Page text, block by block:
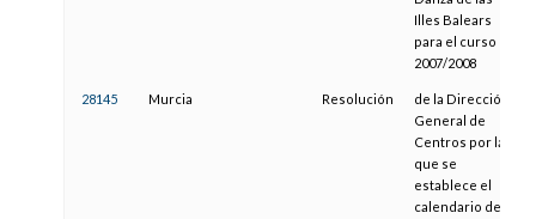
Illes Balears
para el curso
2007/2008
28145 Murcia Resolución
de la Dirección
General de
Centros por la
que se
establece el
calendario del